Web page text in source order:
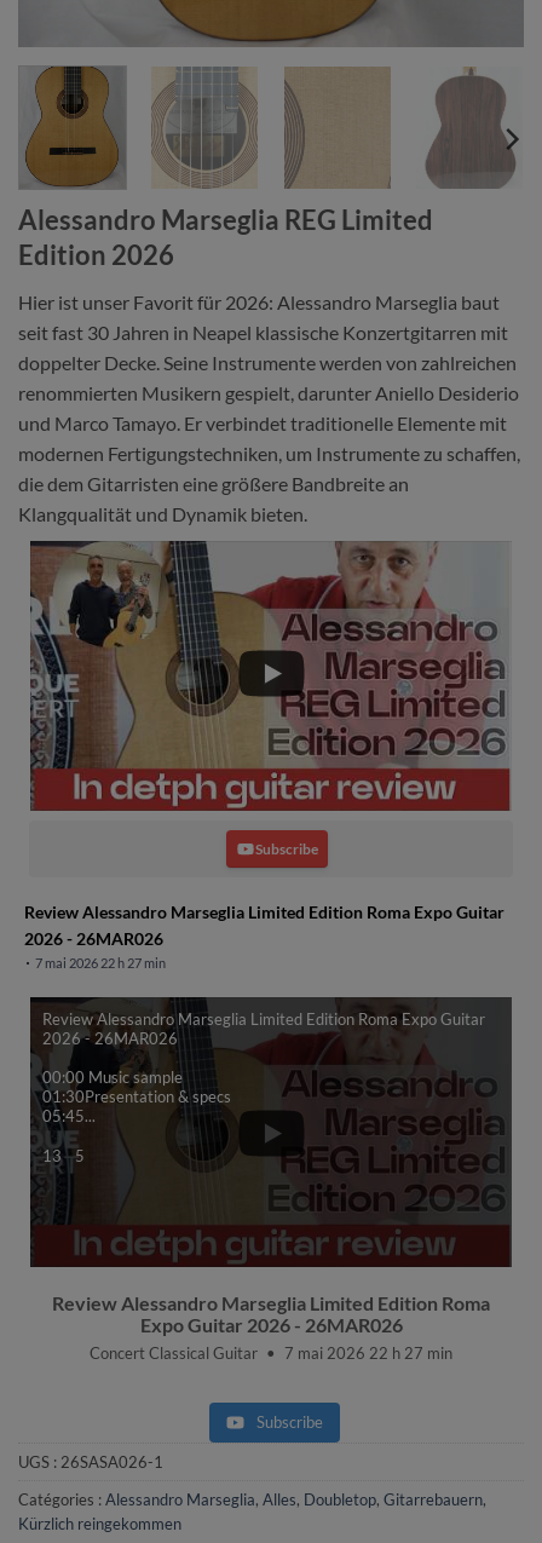
Alessandro Marseglia REG Limited
Edition 2026
Hier ist unser Favorit für 2026: Alessandro Marseglia baut
seit fast 30 Jahren in Neapel klassische Konzertgitarren mit
doppelter Decke. Seine Instrumente werden von zahlreichen
renommierten Musikern gespielt, darunter Aniello Desiderio
und Marco Tamayo. Er verbindet traditionelle Elemente mit
modernen Fertigungstechniken, um Instrumente zu schaffen,
die dem Gitarristen eine größere Bandbreite an
Klangqualität und Dynamik bieten.
Subscribe
Review Alessandro Marseglia Limited Edition Roma Expo Guitar
2026 - 26MAR026
7 mai 2026 22 h 27 min
Review Alessandro Marseglia Limited Edition Roma Expo Guitar
2026 - 26MAR026
00:00 Music sample
01:30Presentation & specs
05:45...
13 5
Review Alessandro Marseglia Limited Edition Roma
Expo Guitar 2026 - 26MAR026
Concert Classical Guitar 7 mai 2026 22 h 27 min
Subscribe
UGS :26SASA026-1
Catégories :Alessandro Marseglia, Alles, Doubletop, Gitarrebauern,
Kürzlich reingekommen